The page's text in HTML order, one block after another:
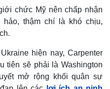
chức Mỹ nên chấp nhận
hảo, thậm chí là khó chịu,
hiện nay, Carpenter
tiên sẽ phải là Washington
mở rộng khối quân sự